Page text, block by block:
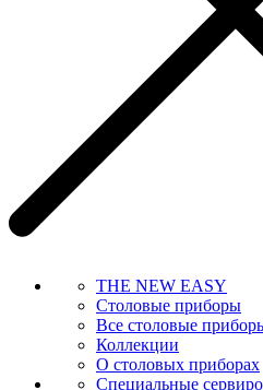
THE NEW EASY
Столовые приборы
Все столовые
Коллекции
О столовых приборах
Специальные